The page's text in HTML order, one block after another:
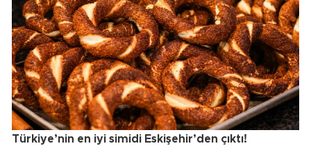
Türkiye’nin en iyi simidi Eskişehir’den çıktı!